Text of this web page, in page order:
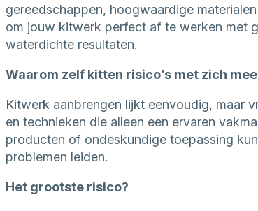
gereedschappen, hoogwaardige
om jouw kitwerk perfect af te werken met
waterdichte resultaten.
Waarom zelf kitten risico’s met zich
Kitwerk aanbrengen lijkt eenvoudig, maar
en technieken die alleen een ervaren
producten of ondeskundige toepassing
problemen leiden.
Het grootste risico?